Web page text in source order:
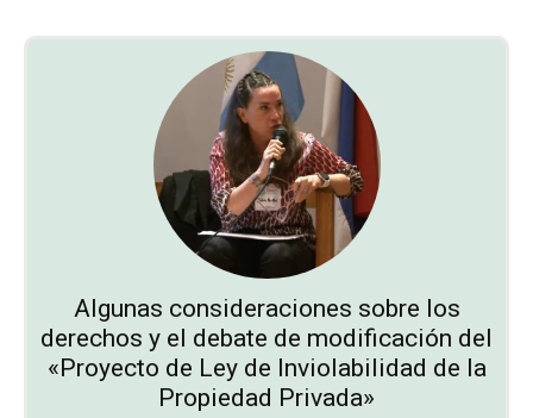
Algunas consideraciones sobre los
derechos y el debate de modificación del
«Proyecto de Ley de Inviolabilidad de la
Propiedad Privada»